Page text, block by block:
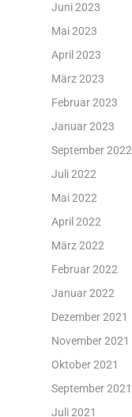
Juni 2023
Mai 2023
April 2023
März 2023
Februar 2023
Januar 2023
September 2022
Juli 2022
Mai 2022
April 2022
März 2022
Februar 2022
Januar 2022
Dezember 2021
November 2021
Oktober 2021
September 2021
Juli 2021